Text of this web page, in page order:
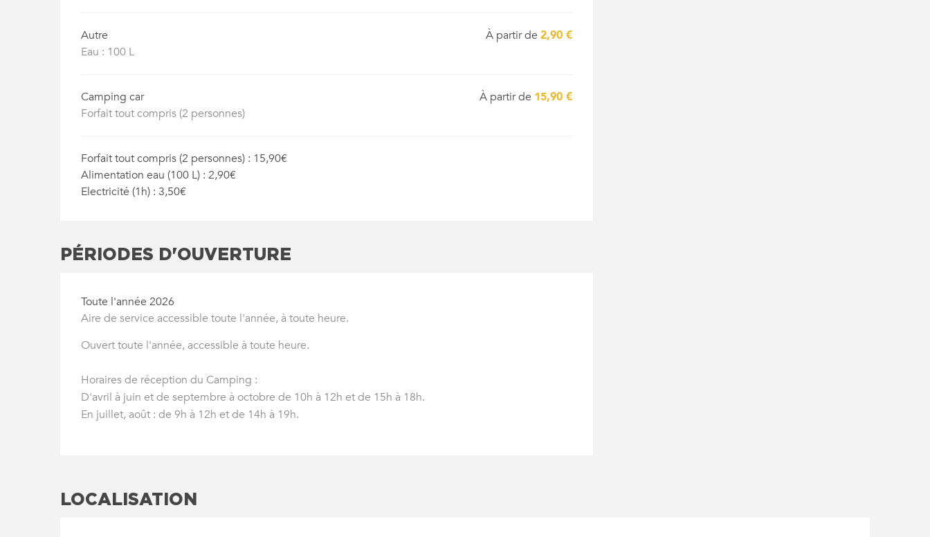
Autre
Eau : 100 L
À partir de2,90 €
Camping car
Forfait tout compris (2 personnes)
À partir de 15,90 €
Forfait tout compris (2 personnes) : 15,90€
Alimentation eau (100 L) : 2,90€
Electricité (1h) : 3,50€
PÉRIODES D'OUVERTURE
Toute l'année 2026
Aire de service accessible toute l'année, à toute heure.
Ouvert toute l'année, accessible à toute heure.
Horaires de réception du Camping :
D'avril à juin et de septembre à octobre de 10h à 12h et de 15h à 18h.
En juillet, août : de 9h à 12h et de 14h à 19h.
LOCALISATION